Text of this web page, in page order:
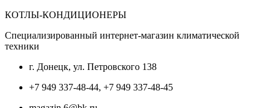
КОТЛЫ-КОНДИЦИОНЕРЫ
Специализированный интернет-магазин климатической
техники
г. Донецк, ул. Петровского 138
+7 949 337-48-44, +7 949 337-48-45